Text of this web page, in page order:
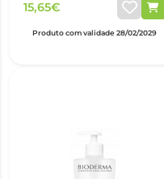
15,65€
Produto com validade 28/02/2029